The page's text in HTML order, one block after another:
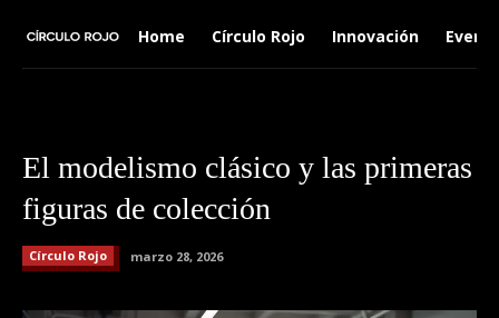
Home Círculo Rojo Innovación
El modelismo clásico y las primeras
figuras de colección
Círculo Rojo marzo 28, 2026